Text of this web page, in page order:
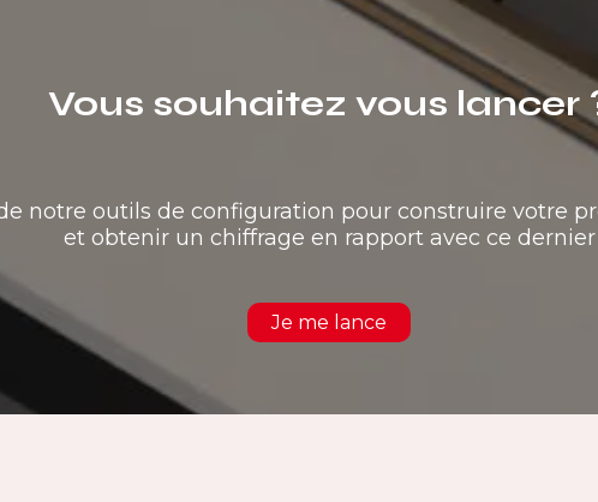
Vous souhaitez vous lancer
notre outils de configuration pour construire votre
et obtenir un chiffrage en rapport avec ce dernier
Je me lance